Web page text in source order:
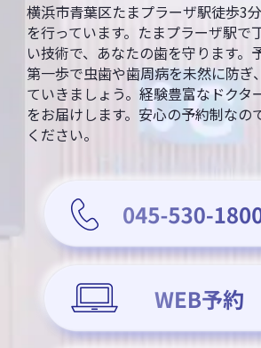
横浜市青葉区たまプラーザ駅徒歩3
を行っています。たまプラーザ駅で
い技術で、あなたの歯を守ります。
第一歩で虫歯や歯周病を未然に防ぎ
ていきましょう。経験豊富なドクタ
をお届けします。安心の予約制なの
ください。